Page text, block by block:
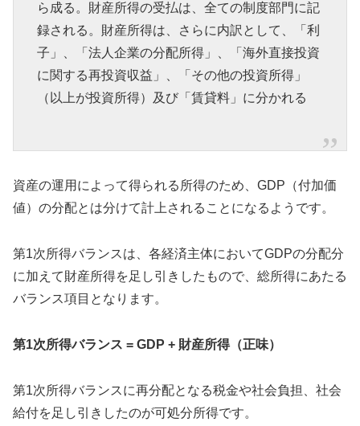
ら成る。財産所得の受払は、全ての制度部門に記
録される。財産所得は、さらに内訳として、「利
子」、「法人企業の分配所得」、「海外直接投資
に関する再投資収益」、「その他の投資所得」
（以上が投資所得）及び「賃貸料」に分かれる
資産の運用によって得られる所得のため、GDP（付加価
値）の分配とは分けて計上されることになるようです。
第1次所得バランスは、各経済主体においてGDPの分配分
に加えて財産所得を足し引きしたもので、総所得にあたる
バランス項目となります。
第1次所得バランス = GDP + 財産所得（正味）
第1次所得バランスに再分配となる税金や社会負担、社会
給付を足し引きしたのが可処分所得です。